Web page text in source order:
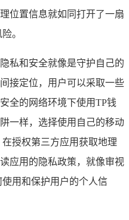
位置信息就如同打开了一扇
。
私和安全就像是守护自己的
接定位，用户可以采取一些
全的网络环境下使用TP钱
一样，选择使用自己的移动
授权第三方应用获取地理
应用的隐私政策，就像审视
用和保护用户的个人信